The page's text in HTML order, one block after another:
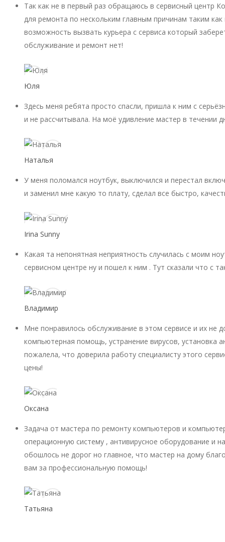
Так как не в первый раз обращаюсь в сервисный центр
для ремонта по нескольким главным причинам таким
возможность вызвать курьера с сервиса который
обслуживание и ремонт нет!
Юля
Здесь меня ребята просто спасли, пришла к ним с
и не рассчитывала. На моё удивление мастер в течении
Наталья
У меня поломался ноутбук, выключился и перестал
и заменил мне какую то плату, сделал все быстро,
Irina Sunny
Какая та непонятная неприятность случилась с моим
сервисном центре ну и пошел к ним . Тут сказали что с
Владимир
Мне понравилось обслуживание в этом сервисе и их не
компьютерная помощь, устранение вирусов, установка
пожалела, что доверила работу специалисту этого
цены!
Оксана
Задача от мастера по ремонту компьютеров и
операционную систему , антивирусное оборудование и
обошлось не дорог но главное, что мастер на дому
вам за профессиональную помощь!
Татьяна